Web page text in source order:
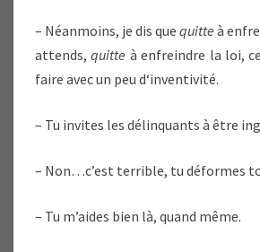
– Néanmoins, je dis que quitte à
attends,quitte à enfreindre la loi,
faire avec un peu d‘inventivité.
– Tu invites les délinquants à être
– Non…c’est terrible, tu déformes
– Tu m’aides bien là, quand même.